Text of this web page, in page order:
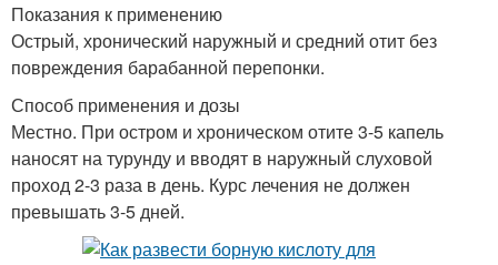
Показания к применению
Острый, хронический наружный и средний отит без
повреждения барабанной перепонки.
Способ применения и дозы
Местно. При остром и хроническом отите 3-5 капель
наносят на турунду и вводят в наружный слуховой
проход 2-3 раза в день. Курс лечения не должен
превышать 3-5 дней.